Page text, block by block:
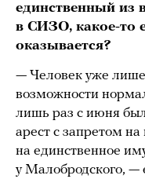
единственный из
в СИЗО, какое-то
оказывается?
— Человек уже
возможности
лишь раз с июня
арест с запретом на
на единственное
у Малобродского, —